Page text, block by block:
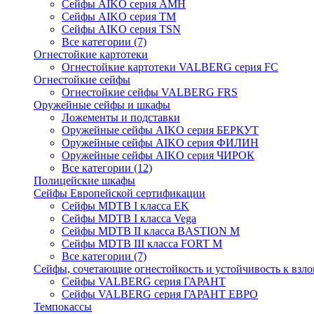
Сейфы AIKO серия AMH
Сейфы AIKO серия TM
Сейфы AIKO серия TSN
Все категории (7)
Огнестойкие картотеки
Огнестойкие картотеки VALBERG серия FC
Огнестойкие сейфы
Огнестойкие сейфы VALBERG FRS
Оружейные сейфы и шкафы
Ложементы и подставки
Оружейные сейфы AIKO серия БЕРКУТ
Оружейные сейфы AIKO серия ФИЛИН
Оружейные сейфы AIKO серия ЧИРОК
Все категории (12)
Полицейские шкафы
Сейфы Европейской сертификации
Сейфы MDTB I класса EK
Сейфы MDTB I класса Vega
Сейфы MDTB II класса BASTION M
Сейфы MDTB III класса FORT M
Все категории (7)
Сейфы, сочетающие огнестойкость и устойчивость к
Сейфы VALBERG серия ГАРАНТ
Сейфы VALBERG серия ГАРАНТ ЕВРО
Темпокассы